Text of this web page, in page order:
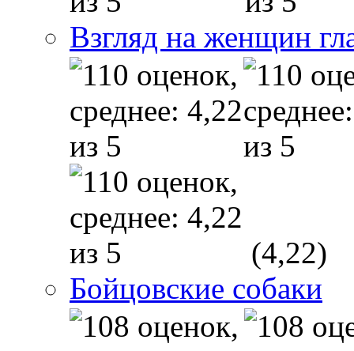
Взгляд на женщин
(4,22)
Бойцовские собаки